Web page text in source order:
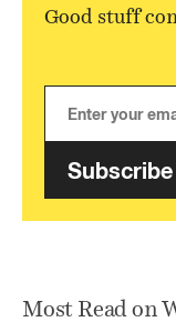
Good stuff
Subscribe
Most Read on